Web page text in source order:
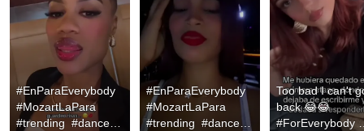
#EnParaEverybody
#MozartLaPara
#trending  #dance
#EnParaEverybody
#MozartLaPara
#trending  #dance
Too bad I can't
back 😂😂
#ForEverybody